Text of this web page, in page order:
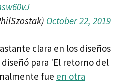
October 22, 2019
clara en los diseños
diseñó para 'El retorno del
fue en otra